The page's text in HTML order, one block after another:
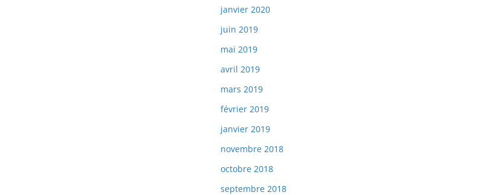
janvier 2020
juin 2019
mai 2019
avril 2019
mars 2019
février 2019
janvier 2019
novembre 2018
octobre 2018
septembre 2018